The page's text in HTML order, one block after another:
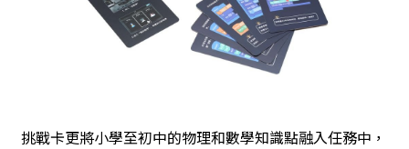
挑戰卡更將小學至初中的物理和數學知識點融入任務中，